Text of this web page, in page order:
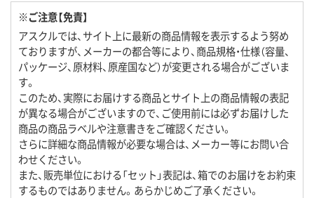
※ご注意【免責】
アスクルでは、サイト上に最新の商品情報を表示するよう努め
ておりますが、メーカーの都合等により、商品規格・仕様（容量、
パッケージ、原材料、原産国など）が変更される場合がございま
す。
このため、実際にお届けする商品とサイト上の商品情報の表記
が異なる場合がございますので、ご使用前には必ずお届けした
商品の商品ラベルや注意書きをご確認ください。
さらに詳細な商品情報が必要な場合は、メーカー等にお問い合
わせください。
また、販売単位における「セット」表記は、箱でのお届けをお約束
するものではありません。あらかじめご了承ください。